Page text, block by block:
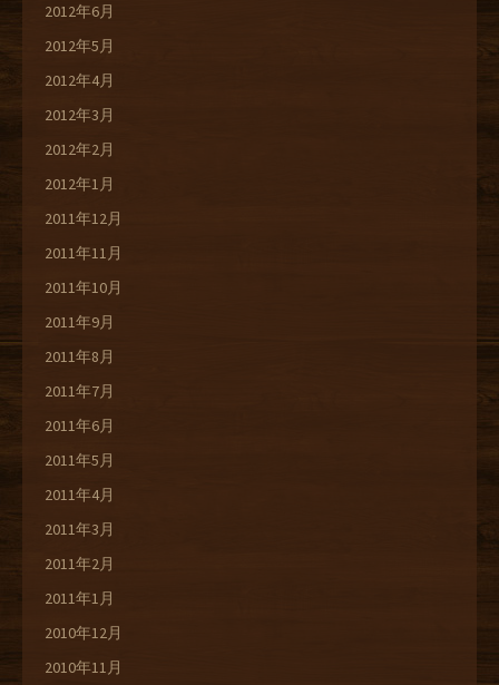
2012年6月
2012年5月
2012年4月
2012年3月
2012年2月
2012年1月
2011年12月
2011年11月
2011年10月
2011年9月
2011年8月
2011年7月
2011年6月
2011年5月
2011年4月
2011年3月
2011年2月
2011年1月
2010年12月
2010年11月